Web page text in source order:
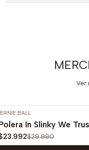
Ver
ERNIE BALL
In Slinky We
$29.990